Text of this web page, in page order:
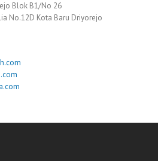
Blok B1/No 26
No.12D Kota Baru Driyorejo